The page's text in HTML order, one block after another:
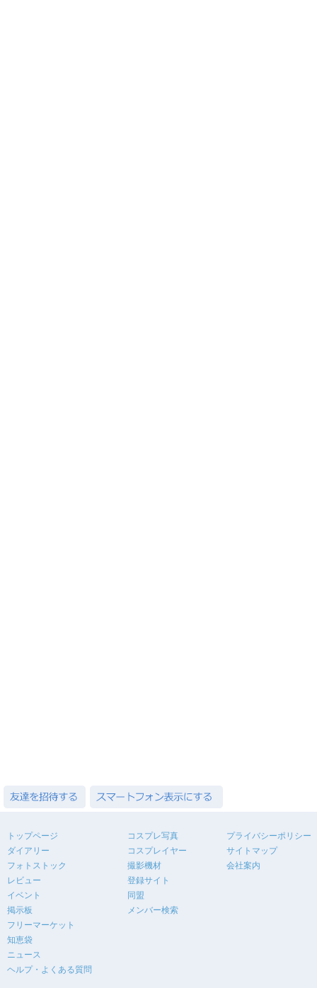
トップページ
ダイアリー
フォトストック
レビュー
イベント
掲示板
フリーマーケット
知恵袋
ニュース
ヘルプ・よくある質問
コスプレ写真
コスプレイヤー
撮影機材
登録サイト
同盟
メンバー検索
プライバシーポリシー
サイトマップ
会社案内